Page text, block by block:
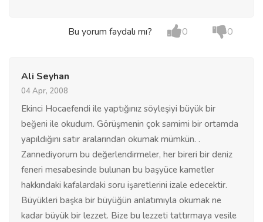
Bu yorum faydalı mı? 0 0
Ali Seyhan
04 Apr, 2008
Ekinci Hocaefendi ile yaptığınız söyleşiyi büyük bir
beğeni ile okudum. Görüşmenin çok samimi bir ortamda
yapıldığını satır aralarından okumak mümkün. .
Zannediyorum bu değerlendirmeler, her bireri bir deniz
feneri mesabesinde bulunan bu başyüce kametler
hakkındaki kafalardaki soru işaretlerini izale edecektir.
Büyükleri başka bir büyüğün anlatımıyla okumak ne
kadar büyük bir lezzet. Bize bu lezzeti tattırmaya vesile